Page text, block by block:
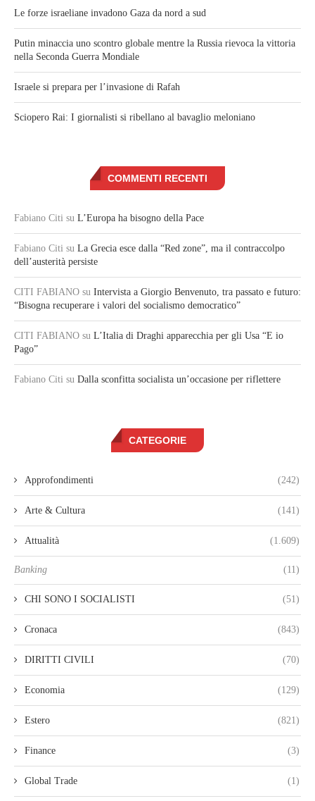
Le forze israeliane invadono Gaza da nord a sud
Putin minaccia uno scontro globale mentre la Russia rievoca la vittoria
nella Seconda Guerra Mondiale
Israele si prepara per l’invasione di Rafah
Sciopero Rai: I giornalisti si ribellano al bavaglio meloniano
COMMENTI RECENTI
Fabiano Citi su L’Europa ha bisogno della Pace
Fabiano Citi su La Grecia esce dalla “Red zone”, ma il contraccolpo
dell’austerità persiste
CITI FABIANO su Intervista a Giorgio Benvenuto, tra passato e futuro:
“Bisogna recuperare i valori del socialismo democratico”
CITI FABIANO su L’Italia di Draghi apparecchia per gli Usa “E io
Pago”
Fabiano Citi su Dalla sconfitta socialista un’occasione per riflettere
CATEGORIE
Approfondimenti (242)
Arte & Cultura (141)
Attualità (1.609)
Banking (11)
CHI SONO I SOCIALISTI (51)
Cronaca (843)
DIRITTI CIVILI (70)
Economia (129)
Estero (821)
Finance (3)
Global Trade (1)